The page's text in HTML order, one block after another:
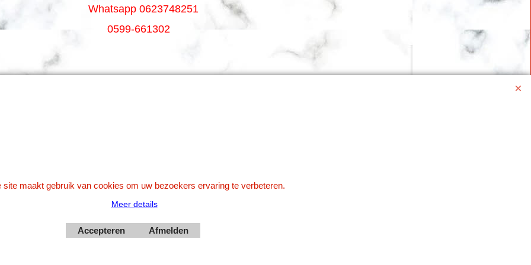
Whatsapp 0623748251
0599-661302
Webwinkel gemaakt met
ShopFactory webwinkel
software.
site maakt gebruik van cookies om uw bezoekers ervaring te verbeteren.
Meer details
Accepteren Afmelden